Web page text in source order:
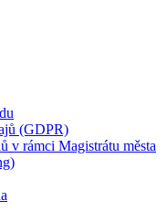
(GDPR)
v rámci Magistrátu města